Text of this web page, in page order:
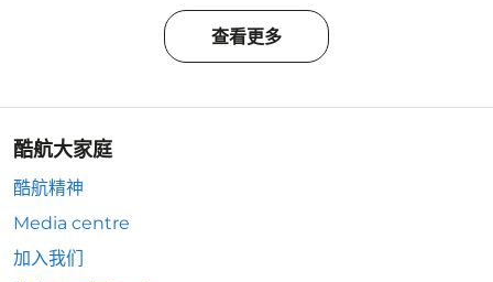
查看更多
酷航大家庭
酷航精神
Media centre
加入我们